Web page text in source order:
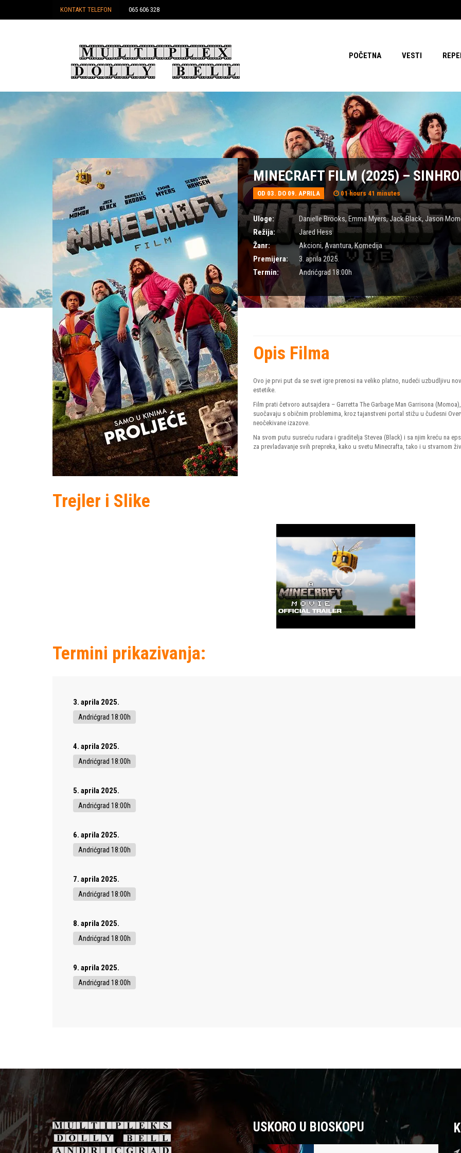
KONTAKT TELEFON 065 606 328
POČETNA VESTI
MINECRAFT FILM (2025) –
OD 03. DO 09. APRILA 01 hours 41 minutes
Uloge: Danielle Brooks, Emma Myers,Jack Black, Jason
Režija:
Jared Hess
Žanr:
Akcioni, Avantura,Komedija
Premijera:
3. aprila 2025.
Termin:
Andrićgrad 18:00h
Opis Filma
Ovo je prvi put da se svet igre prenosi na veliko platno, nudeći uzbudljivu
estetike.
Film prati četvoro autsajdera – Garretta The Garbage Man Garrisona
suočavaju s običnim problemima, kroz tajanstveni portal stižu u čudesni
neočekivane izazove.
Na svom putu susreću rudara i graditelja Stevea (Black) i sa njim kreću na
za prevladavanje svih prepreka, kako u svetu Minecrafta, tako i u stvarnom
Trejler i Slike
Termini prikazivanja:
3. aprila 2025.
Andrićgrad 18:00h
4. aprila 2025.
Andrićgrad 18:00h
5. aprila 2025.
Andrićgrad 18:00h
6. aprila 2025.
Andrićgrad 18:00h
7. aprila 2025.
Andrićgrad 18:00h
8. aprila 2025.
Andrićgrad 18:00h
9. aprila 2025.
Andrićgrad 18:00h
USKORO U BIOSKOPU